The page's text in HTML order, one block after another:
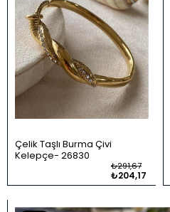
Çelik Taşlı Burma Çivi
Kelepçe 26830
₺204,17
₺291,67